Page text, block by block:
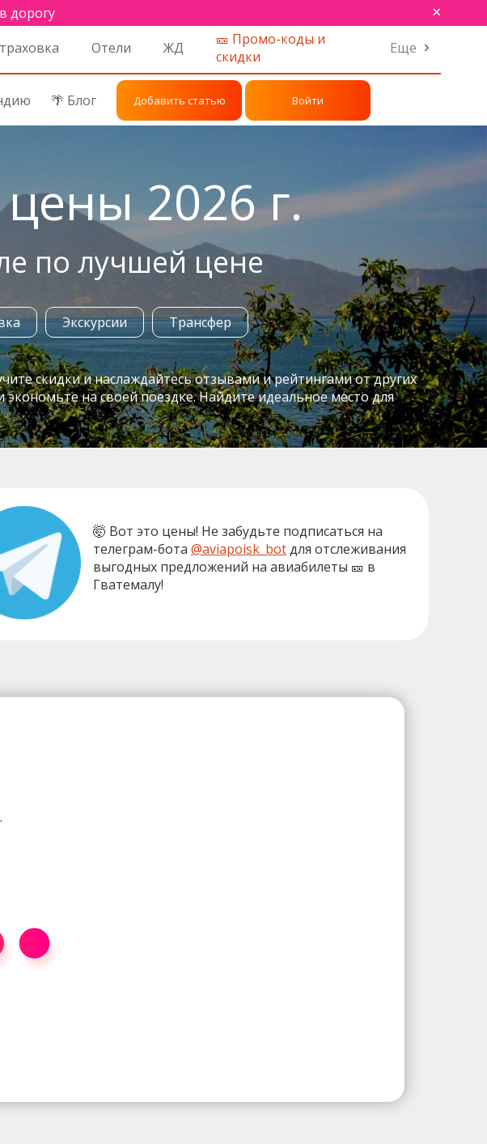
дорогу ×
Отели ЖД
🎫 Промо-коды и
скидки
Еще
🌴 Блог Добавить статью Войти
2026 г.
по лучшей цене
Экскурсии Трансфер
скидки и наслаждайтесь отзывами и рейтингами от других
на своей поездке. Найдите идеальное место для
🤯 Вот это цены! Не забудьте подписаться на
телеграм-бота @aviapoisk_botдля отслеживания
выгодных предложений на авиабилеты 🎫 в
Гватемалу!